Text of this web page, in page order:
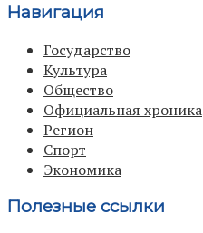
Навигация
Государство
Культура
Общество
Официальная хроника
Регион
Спорт
Экономика
Полезные ссылки